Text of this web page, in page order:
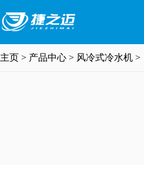
主页 > 产品中心 > 风冷式冷水机 >